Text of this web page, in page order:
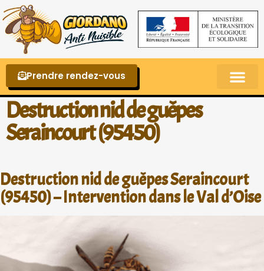
Prendre rendez-vous
Destruction nid de guêpes
Seraincourt (95450)
Destruction nid de guêpes Seraincourt
(95450) – Intervention dans le Val d’Oise